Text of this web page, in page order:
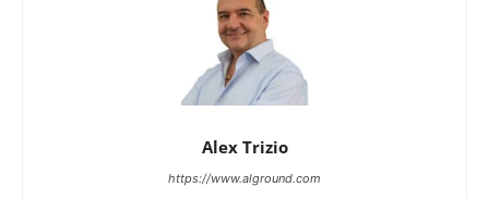
Alex Trizio
https://www.alground.com